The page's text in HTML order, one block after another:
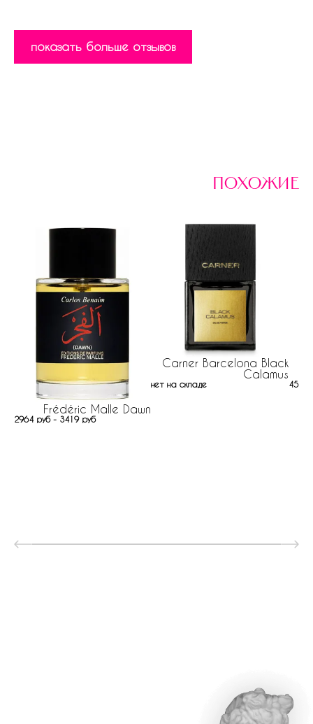
показать больше отзывов
похожие
Frédéric Malle Dawn
2964 руб - 3419 руб
Carner Barcelona Black
Calamus
нет на складе 454